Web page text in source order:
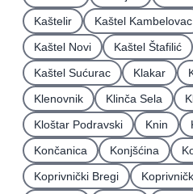
Kaštelir
Kaštel Kambelovac
Kaštel Novi
Kaštel Štafilić
Kaštel Sućurac
Klakar
Klenovnik
Klinča Sela
Kloštar Podravski
Knin
Končanica
Konjšćina
Koprivnički Bregi